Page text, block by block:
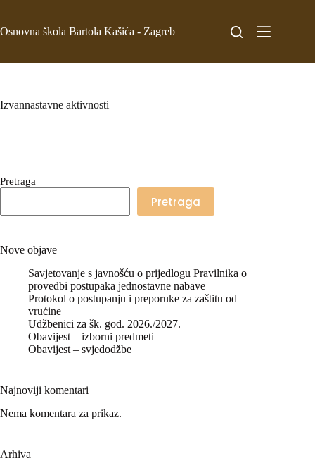
Osnovna škola Bartola Kašića - Zagreb
Izvannastavne aktivnosti
Pretraga
Pretraga
Nove objave
Savjetovanje s javnošću o prijedlogu Pravilnika o
provedbi postupaka jednostavne nabave
Protokol o postupanju i preporuke za zaštitu od
vrućine
Udžbenici za šk. god. 2026./2027.
Obavijest – izborni predmeti
Obavijest – svjedodžbe
Najnoviji komentari
Nema komentara za prikaz.
Arhiva